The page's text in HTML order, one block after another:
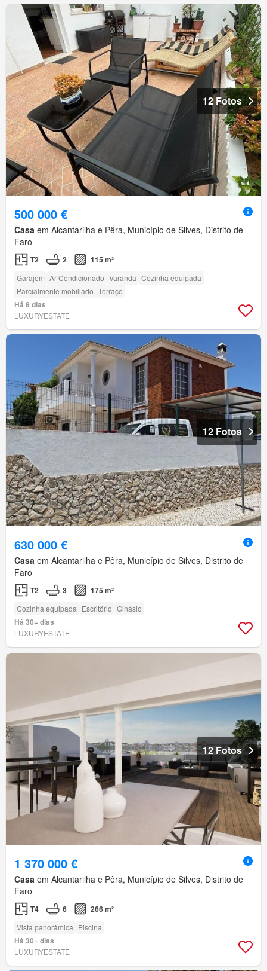
12 Fotos
500 000 €
Casa em Alcantarilha e Pêra, Município de Silves, Distrito de
Faro
T2 2 115 m²
Garajem Ar Condicionado Varanda Cozinha equipada
Parcialmente mobiliado Terraço
Há 8 dias
LUXURYESTATE
12 Fotos
630 000 €
Casa em Alcantarilha e Pêra, Município de Silves, Distrito de
Faro
T2 3 175 m²
Cozinha equipada Escritório Ginásio
Há 30+ dias
LUXURYESTATE
12 Fotos
1 370 000 €
Casa em Alcantarilha e Pêra, Município de Silves, Distrito de
Faro
T4 6 266 m²
Vista panorâmica Piscina
Há 30+ dias
LUXURYESTATE